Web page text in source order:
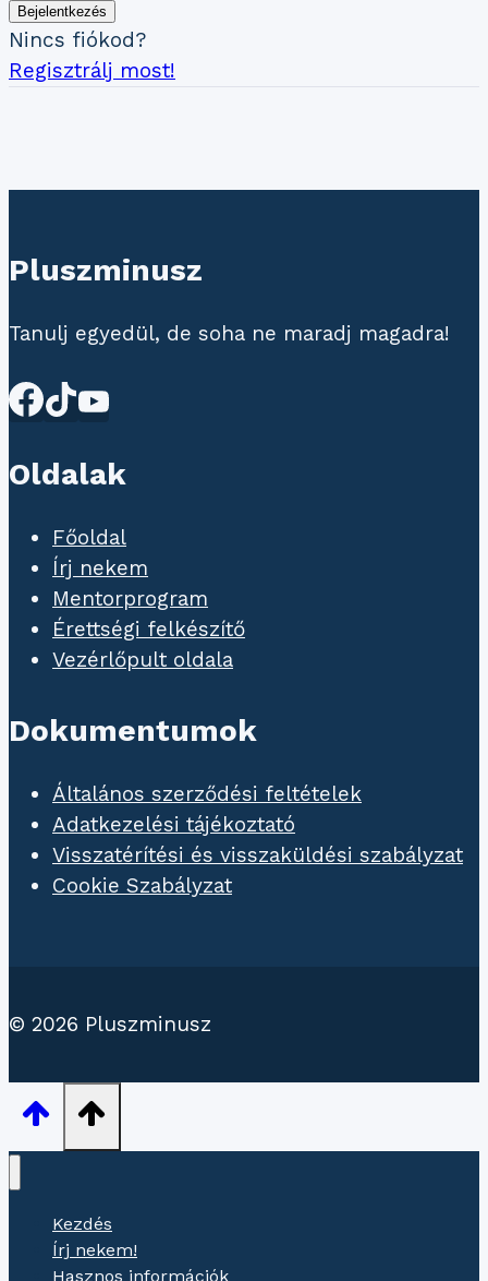
Bejelentkezés
Nincs fiókod?
Regisztrálj most!
Pluszminusz
Tanulj egyedül, de soha ne maradj magadra!
Oldalak
Főoldal
Írj nekem
Mentorprogram
Érettségi felkészítő
Vezérlőpult oldala
Dokumentumok
Általános szerződési feltételek
Adatkezelési tájékoztató
Visszatérítési és visszaküldési szabályzat
Cookie Szabályzat
© 2026 Pluszminusz
Kezdés
Írj nekem!
Hasznos információk